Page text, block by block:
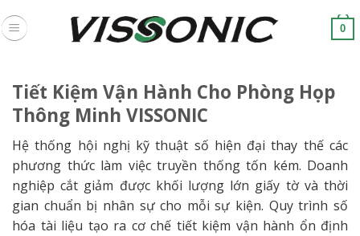
to
0
Tiết Kiệm Vận Hành Cho Phòng Họp
Thông Minh VISSONIC
Hệ thống hội nghị kỹ thuật số hiện đại thay thế các
phương thức làm việc truyền thống tốn kém. Doanh
nghiệp cắt giảm được khối lượng lớn giấy tờ và thời
gian chuẩn bị nhân sự cho mỗi sự kiện. Quy trình số
hóa tài liệu tạo ra cơ chế tiết kiệm vận hành ổn định